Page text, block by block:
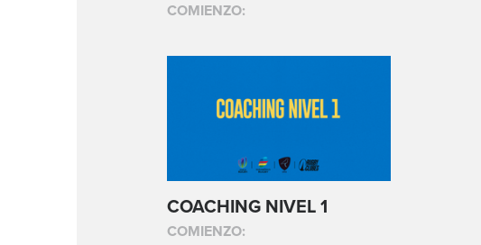
COMIENZO:
COACHING NIVEL 1
COMIENZO: